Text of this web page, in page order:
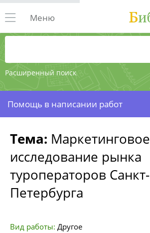
Расширенный поиск
Меню
Помощь в написании работ
Тема: Маркетинговое
исследование рынка
туроператоров Санкт-
Петербурга
Вид работы: Другое